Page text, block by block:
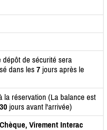
dépôt de sécurité sera
dans les 7 jours après le
la réservation (La balance est
30 jours avant l'arrivée)
Virement Interac